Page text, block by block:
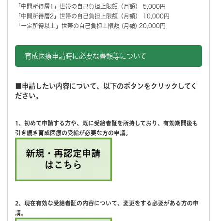
「中間所得層1」世帯の自己負担上限額（月額） 5,000円
「中間所得層2」世帯の自己負担上限額（月額） 10,000円
「一定所得以上」世帯の自己負担上限額 (月額) 20,000円
育成医療申請時に必要な書類等について
■申請したい内容について、以下のボタンをクリックしてく
ださい。
1、初めて申請する方や、既に受給者証を所持しており、有効期間後も
引き続き育成医療の受給が必要な方の申請。
2、現在有効な受給者証の内容について、変更をする必要がある方の申
請。